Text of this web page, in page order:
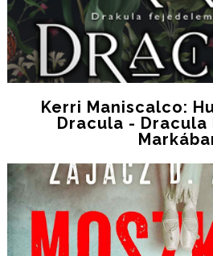
Kerri Maniscalco:
Dracula - Dracula